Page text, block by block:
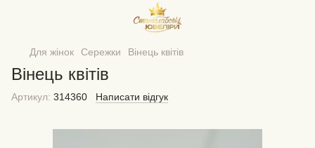
Для жінок Сережки Вінець квітів
Вінець квітів
Артикул: 314360 Написати відгук